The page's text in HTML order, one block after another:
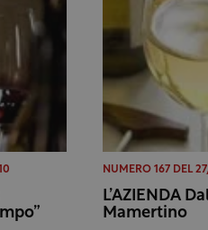
NUMERO 167 DEL
L’AZIENDA
Mamertino